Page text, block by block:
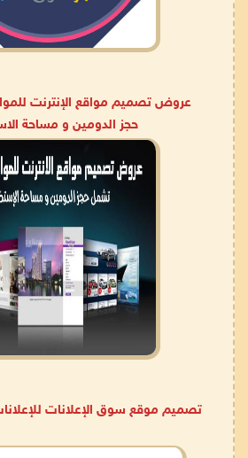
عروض تصميم مواقع الإنترنت
حجز الدومين و مساحة
تصميم موقع سوق الإعلانات